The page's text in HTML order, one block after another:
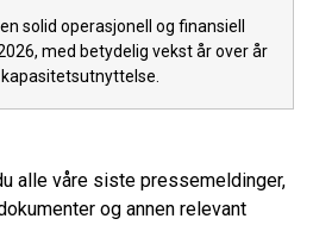
solid operasjonell og finansiell
med betydelig vekst år over år
alle våre siste pressemeldinger,
og annen relevant